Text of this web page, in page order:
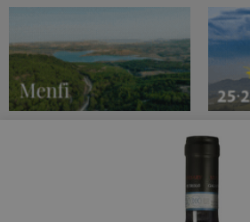
DICONO DI NOI
WINENEWS TV